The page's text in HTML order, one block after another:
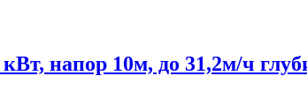
напор 10м, до 31,2м/ч